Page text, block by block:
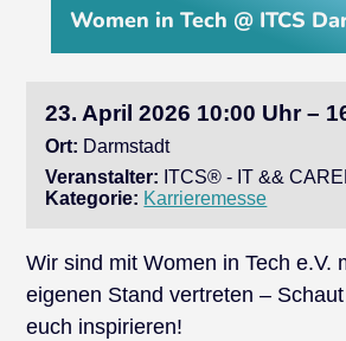
Women in Tech @ ITCS
23. April 2026 10:00 Uhr –
Ort: Darmstadt
Veranstalter: ITCS® - IT &&
Kategorie: Karrieremesse
Wir sind mit Women in Tech e.V.
eigenen Stand vertreten –
euch inspirieren!